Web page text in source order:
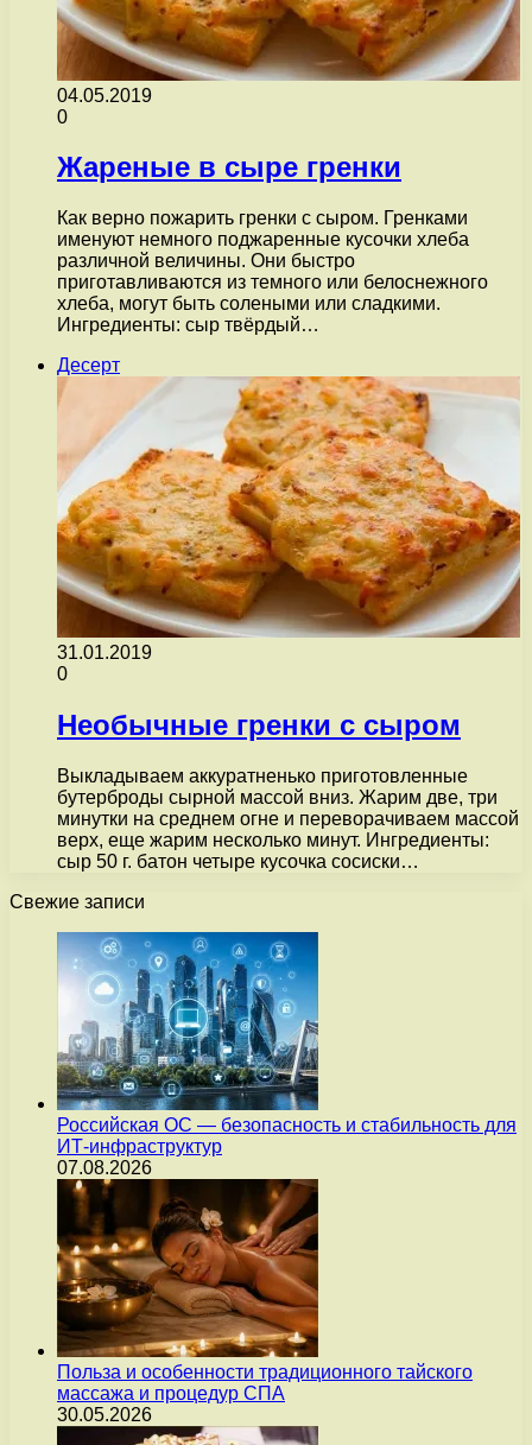
04.05.2019
0
Жареные в сыре гренки
Как верно пожарить гренки с сыром. Гренками
именуют немного поджаренные кусочки хлеба
различной величины. Они быстро
приготавливаются из темного или белоснежного
хлеба, могут быть солеными или сладкими.
Ингредиенты: сыр твёрдый…
Десерт
31.01.2019
0
Необычные гренки с сыром
Выкладываем аккуратненько приготовленные
бутерброды сырной массой вниз. Жарим две, три
минутки на среднем огне и переворачиваем массой
верх, еще жарим несколько минут. Ингредиенты:
сыр 50 г. батон четыре кусочка сосиски…
Свежие записи
Российская ОС — безопасность и стабильность для
ИТ-инфраструктур
07.08.2026
Польза и особенности традиционного тайского
массажа и процедур СПА
30.05.2026